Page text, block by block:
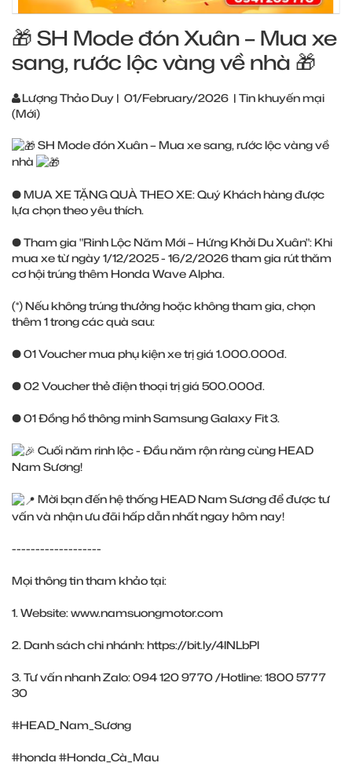
🎁 SH Mode đón Xuân – Mua xe
sang, rước lộc vàng về nhà 🎁
Lượng Thảo Duy | 01/February/2026 | Tin khuyến mại
(Mới)
SH Mode đón Xuân – Mua xe sang, rước lộc vàng về
nhà
● MUA XE TẶNG QUÀ THEO XE: Quý Khách hàng được
lựa chọn theo yêu thích.
● Tham gia "Rinh Lộc Năm Mới – Hứng Khởi Du Xuân": Khi
mua xe từ ngày 1/12/2025 - 16/2/2026 tham gia rút thăm
cơ hội trúng thêm Honda Wave Alpha.
(*) Nếu không trúng thưởng hoặc không tham gia, chọn
thêm 1 trong các quà sau:
● 01 Voucher mua phụ kiện xe trị giá 1.000.000đ.
● 02 Voucher thẻ điện thoại trị giá 500.000đ.
● 01 Đồng hồ thông minh Samsung Galaxy Fit 3.
Cuối năm rinh lộc - Đầu năm rộn ràng cùng HEAD
Nam Sương!
Mời bạn đến hệ thống HEAD Nam Sương để được tư
vấn và nhận ưu đãi hấp dẫn nhất ngay hôm nay!
-------------------
Mọi thông tin tham khảo tại:
1. Website:www.namsuongmotor.com
2. Danh sách chi nhánh:https://bit.ly/4lNLbPl
3. Tư vấn nhanh Zalo: 094 120 9770 /Hotline: 1800 5777
30
#HEAD_Nam_Sương
#honda #Honda_Cà_Mau